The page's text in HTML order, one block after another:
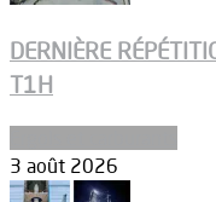
DERNIÈRE
T1H
3 août 2026